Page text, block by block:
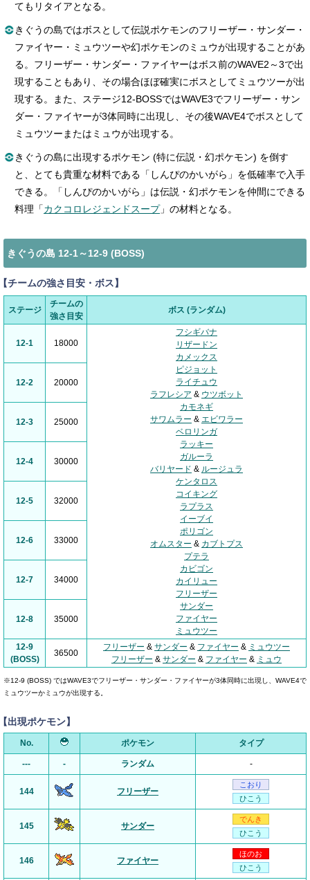
てもリタイアとなる。
きぐうの島ではボスとして伝説ポケモンのフリーザー・サンダー・
ファイヤー・ミュウツーや幻ポケモンのミュウが出現することがあ
る。フリーザー・サンダー・ファイヤーはボス前のWAVE2～3で出
現することもあり、その場合ほぼ確実にボスとしてミュウツーが出
現する。また、ステージ12-BOSSではWAVE3でフリーザー・サン
ダー・ファイヤーが3体同時に出現し、その後WAVE4でボスとして
ミュウツーまたはミュウが出現する。
きぐうの島に出現するポケモン (特に伝説・幻ポケモン) を倒す
と、とても貴重な材料である「しんぴのかいがら」を低確率で入手
できる。「しんぴのかいがら」は伝説・幻ポケモンを仲間にできる
料理「カクコロレジェンドスープ」の材料となる。
きぐうの島 12-1～12-9 (BOSS)
チームの強さ目安・ボス】
ステージ
チームの
強さ目安
ボス (ランダム)
12-1 18000
フシギバナ
リザードン
カメックス
ピジョット
ライチュウ
ラフレシア & ウツボット
カモネギ
サワムラー & エビワラー
ベロリンガ
ラッキー
ガルーラ
バリヤード & ルージュラ
ケンタロス
コイキング
ラプラス
イーブイ
ポリゴン
オムスター & カブトプス
プテラ
カビゴン
カイリュー
フリーザー
サンダー
ファイヤー
ミュウツー
12-2 20000
12-3 25000
12-4 30000
12-5 32000
12-6 33000
12-7 34000
12-8 35000
12-9
(BOSS)
36500
フリーザー & サンダー & ファイヤー & ミュウツー
フリーザー & サンダー & ファイヤー & ミュウ
※12-9 (BOSS) ではWAVE3でフリーザー・サンダー・ファイヤーが3体同時に出現し、WAVE4で
ミュウツーかミュウが出現する。
出現ポケモン】
No. ポケモン タイプ
--- - ランダム -
144 フリーザー
こおり
ひこう
145 サンダー
でんき
ひこう
146 ファイヤー
ほのお
ひこう